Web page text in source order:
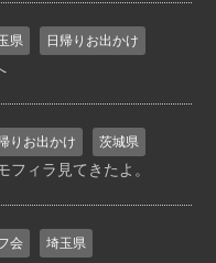
県 日帰りお出かけ
りお出かけ 茨城県
フィラ見てきたよ。
会
埼玉県